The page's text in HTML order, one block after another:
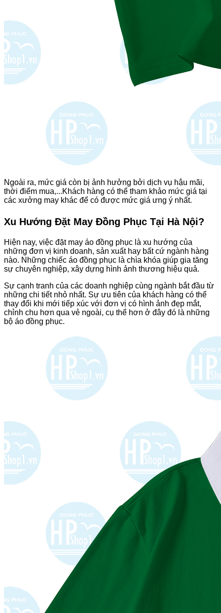
Ngoài ra, mức giá còn bị ảnh hưởng bởi dịch vụ hậu mãi,
thời điểm mua,...Khách hàng có thể tham khảo mức giá tại
các xưởng may khác để có được mức giá ưng ý nhất.
Xu Hướng Đặt May Đồng Phục Tại Hà Nội?
Hiện nay, việc đặt may áo đồng phục là xu hướng của
những đơn vị kinh doanh, sản xuất hay bất cứ ngành hàng
nào. Những chiếc áo đồng phục là chìa khóa giúp gia tăng
sự chuyên nghiệp, xây dựng hình ảnh thương hiệu quả.
Sự cạnh tranh của các doanh nghiệp cùng ngành bắt đầu từ
những chi tiết nhỏ nhất. Sự ưu tiên của khách hàng có thể
thay đổi khi mới tiếp xúc với đơn vị có hình ảnh đẹp mắt,
chỉnh chu hơn qua vẻ ngoài, cụ thể hơn ở đây đó là những
bộ áo đồng phục.